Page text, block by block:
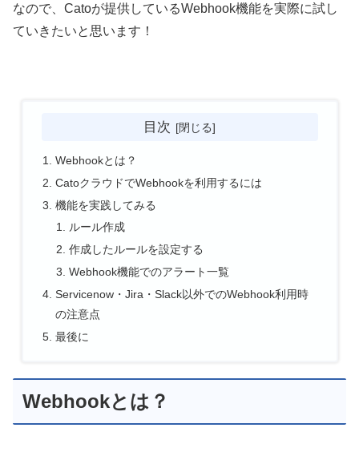
なので、Catoが提供しているWebhook機能を実際に試し
ていきたいと思います！
目次
Webhookとは？
CatoクラウドでWebhookを利用するには
機能を実践してみる
ルール作成
作成したルールを設定する
Webhook機能でのアラート一覧
Servicenow・Jira・Slack以外でのWebhook利用時
の注意点
最後に
Webhookとは？